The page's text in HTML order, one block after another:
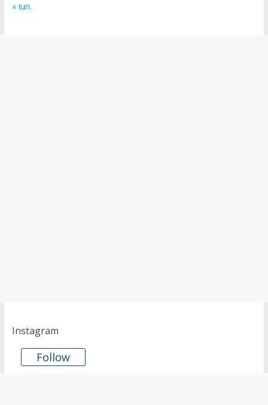
« iun.
Instagram
Follow